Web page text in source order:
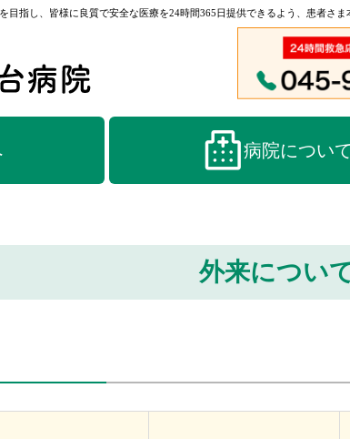
目指し、皆様に良質で安全な医療を24時間365日提供できるよう、患者さ
病院について
外来につい